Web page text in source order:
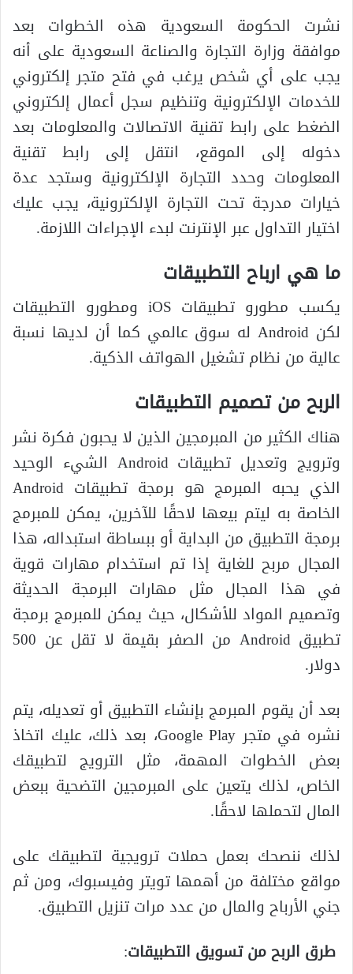
نشرت الحكومة السعودية هذه الخطوات بعد
موافقة وزارة التجارة والصناعة السعودية على أنه
يجب على أي شخص يرغب في فتح متجر إلكتروني
للخدمات الإلكترونية وتنظيم سجل أعمال إلكتروني
الضغط على رابط تقنية الاتصالات والمعلومات بعد
دخوله إلى الموقع، انتقل إلى رابط تقنية
المعلومات وحدد التجارة الإلكترونية وستجد عدة
خيارات مدرجة تحت التجارة الإلكترونية، يجب عليك
اختيار التداول عبر الإنترنت لبدء الإجراءات اللازمة.
ما هي ارباح التطبيقات
يكسب مطورو تطبيقات iOS ومطورو التطبيقات
لكن Android له سوق عالمي كما أن لديها نسبة
عالية من نظام تشغيل الهواتف الذكية.
الربح من تصميم التطبيقات
هناك الكثير من المبرمجين الذين لا يحبون فكرة نشر
وترويج وتعديل تطبيقات Android الشيء الوحيد
الذي يحبه المبرمج هو برمجة تطبيقات Android
الخاصة به ليتم بيعها لاحقًا للآخرين، يمكن للمبرمج
برمجة التطبيق من البداية أو ببساطة استبداله، هذا
المجال مربح للغاية إذا تم استخدام مهارات قوية
في هذا المجال مثل مهارات البرمجة الحديثة
وتصميم المواد للأشكال، حيث يمكن للمبرمج برمجة
تطبيق Android من الصفر بقيمة لا تقل عن 500
دولار.
بعد أن يقوم المبرمج بإنشاء التطبيق أو تعديله، يتم
نشره في متجر Google Play، بعد ذلك، عليك اتخاذ
بعض الخطوات المهمة، مثل الترويج لتطبيقك
الخاص، لذلك يتعين على المبرمجين التضحية ببعض
المال لتحملها لاحقًا.
لذلك ننصحك بعمل حملات ترويجية لتطبيقك على
مواقع مختلفة من أهمها تويتر وفيسبوك، ومن ثم
جني الأرباح والمال من عدد مرات تنزيل التطبيق.
طرق الربح من تسويق التطبيقات: